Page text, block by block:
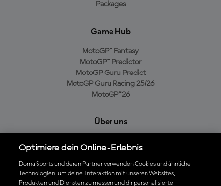
Packages
Game Hub
MotoGP™ Fantasy
MotoGP™ Predictor
MotoGP Guru Predict
MotoGP Guru Racing 25/26
MotoGP™26
Über uns
Cookie-Richtlinien
Geschäftsbedingungen
Datenschutzrichtlinien
Optimiere dein Online-Erlebnis
Dorna Sports und deren Partner verwenden Cookies und ähnliche
Technologien, um deine Interaktion mit unseren Websites,
Produkten und Diensten zu messen und dir personalisierte